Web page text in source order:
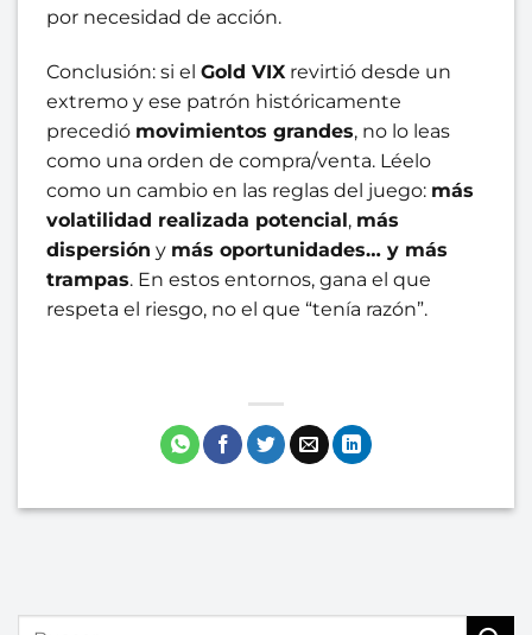
por necesidad de acción.
Conclusión: si el Gold VIX revirtió desde un
extremo y ese patrón históricamente
precedió movimientos grandes, no lo leas
como una orden de compra/venta. Léelo
como un cambio en las reglas del juego: más
volatilidad realizada potencial, más
dispersión y más oportunidades… y más
trampas. En estos entornos, gana el que
respeta el riesgo, no el que “tenía razón”.